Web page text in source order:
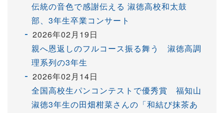
伝統の音色で感謝伝える 淑徳高校和太鼓
部、3年生卒業コンサート
2026年02月19日
親へ恩返しのフルコース振る舞う 淑徳高調
理系列の3年生
2026年02月14日
全国高校生パンコンテストで優秀賞 福知山
淑徳3年生の田畑柑菜さんの「和結び抹茶あ